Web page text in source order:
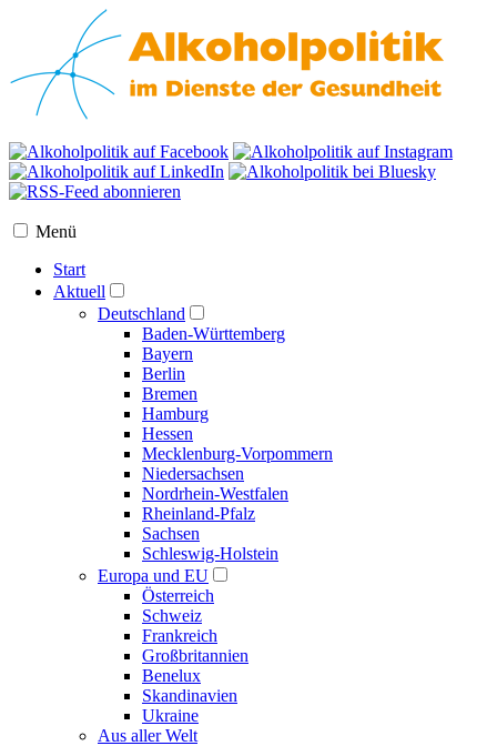
Menü
Start
Aktuell
Deutschland
Baden-Württemberg
Bayern
Berlin
Bremen
Hamburg
Hessen
Mecklenburg-Vorpommern
Niedersachsen
Nordrhein-Westfalen
Rheinland-Pfalz
Sachsen
Schleswig-Holstein
Europa und EU
Österreich
Schweiz
Frankreich
Großbritannien
Benelux
Skandinavien
Ukraine
Aus aller Welt